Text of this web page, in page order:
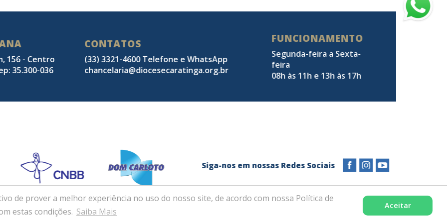
de prover a melhor experiência no uso do nosso site, de acordo com nossa Política de
estas condições. Saiba Mais
Aceitar
156 - Centro
35.300-036
CONTATOS
(33) 3321-4600 Telefone e WhatsApp
chancelaria@diocesecaratinga.org.br
FUNCIONAMENTO
Segunda-feira a Sexta-
feira
08h às 11h e 13h às 17h
Siga-nos em nossas Redes Sociais